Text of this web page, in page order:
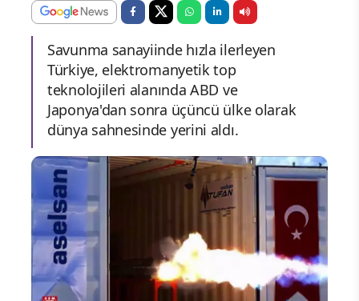
Savunma sanayiinde hızla ilerleyen
Türkiye, elektromanyetik top
teknolojileri alanında ABD ve
Japonya'dan sonra üçüncü ülke olarak
dünya sahnesinde yerini aldı.